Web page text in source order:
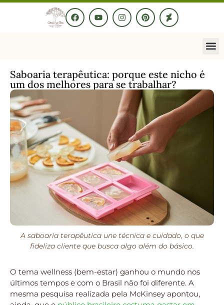
Saboaria terapêutica: porque este nicho é
um dos melhores para se trabalhar?
A saboaria terapêutica une técnica e cuidado, o que
fideliza cliente que busca algo além do básico.
O tema wellness (bem-estar) ganhou o mundo nos
últimos tempos e com o Brasil não foi diferente. A
mesma pesquisa realizada pela McKinsey apontou,